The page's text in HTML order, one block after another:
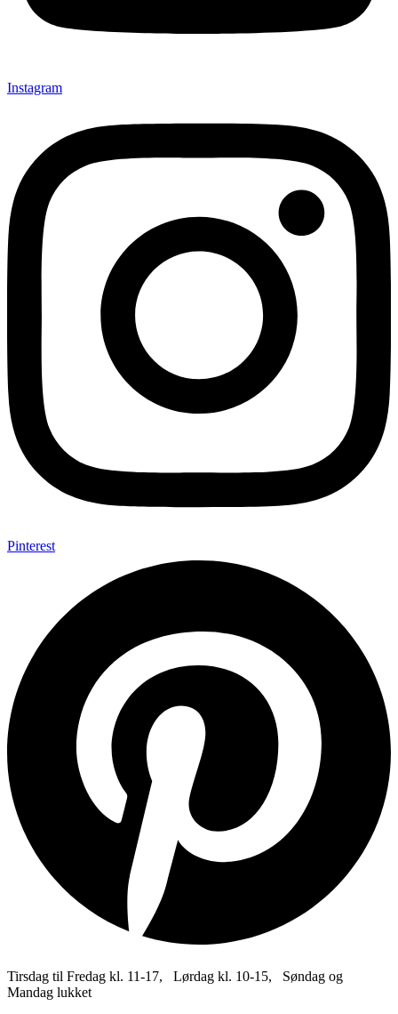
Instagram
Pinterest
Tirsdag til Fredag kl. 11-17, Lørdag kl. 10-15, Søndag og
Mandag lukket